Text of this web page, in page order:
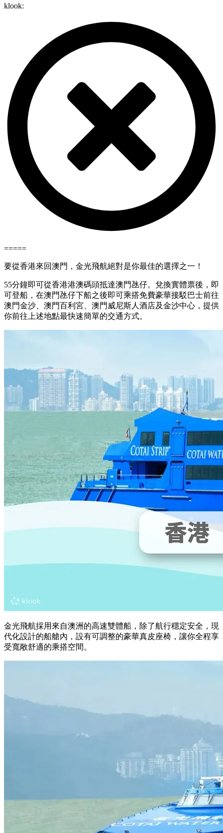
klook:
=====
要從香港來回澳門，金光飛航絕對是你最佳的選擇之一！
55分鐘即可從香港港澳碼頭抵達澳門氹仔。兌換實體票後，即
可登船，在澳門氹仔下船之後即可乘搭免費豪華接駁巴士前往
澳門金沙、澳門百利宮、澳門威尼斯人酒店及金沙中心，提供
你前往上述地點最快速簡單的交通方式。
金光飛航採用來自澳洲的高速雙體船，除了航行穩定安全，現
代化設計的船艙內，設有可調整的豪華真皮座椅，讓你全程享
受寬敞舒適的乘搭空間。